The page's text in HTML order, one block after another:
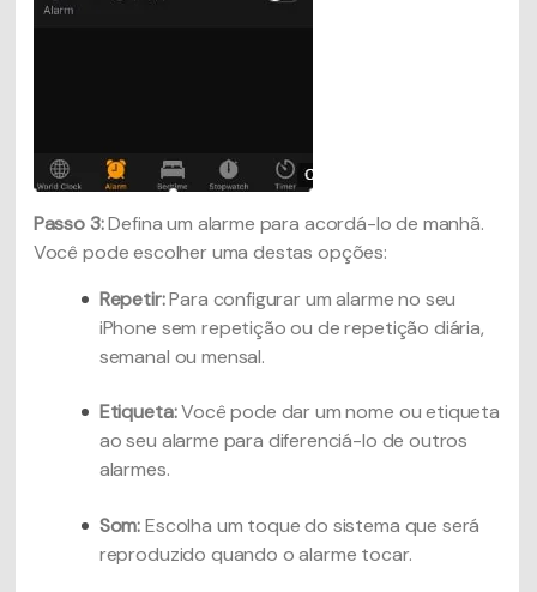
Passo 3:Defina um alarme para acordá-lo de manhã.
Você pode escolher uma destas opções:
Repetir:Para configurar um alarme no seu
iPhone sem repetição ou de repetição diária,
semanal ou mensal.
Etiqueta:Você pode dar um nome ou etiqueta
ao seu alarme para diferenciá-lo de outros
alarmes.
Som:Escolha um toque do sistema que será
reproduzido quando o alarme tocar.